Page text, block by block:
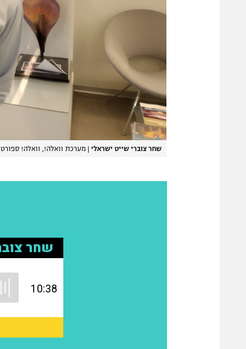
שחר צוברי שייט ישראלי | מערכת וואלה!, וואלה! ספורט